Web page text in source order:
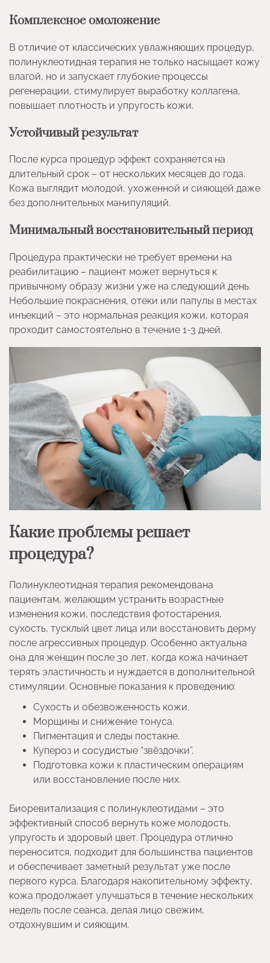
Комплексное омоложение
В отличие от классических увлажняющих процедур,
полинуклеотидная терапия не только насыщает кожу
влагой, но и запускает глубокие процессы
регенерации, стимулирует выработку коллагена,
повышает плотность и упругость кожи.
Устойчивый результат
После курса процедур эффект сохраняется на
длительный срок – от нескольких месяцев до года.
Кожа выглядит молодой, ухоженной и сияющей даже
без дополнительных манипуляций.
Минимальный восстановительный период
Процедура практически не требует времени на
реабилитацию – пациент может вернуться к
привычному образу жизни уже на следующий день.
Небольшие покраснения, отеки или папулы в местах
инъекций – это нормальная реакция кожи, которая
проходит самостоятельно в течение 1-3 дней.
Какие проблемы решает
процедура?
Полинуклеотидная терапия рекомендована
пациентам, желающим устранить возрастные
изменения кожи, последствия фотостарения,
сухость, тусклый цвет лица или восстановить дерму
после агрессивных процедур. Особенно актуальна
она для женщин после 30 лет, когда кожа начинает
терять эластичность и нуждается в дополнительной
стимуляции. Основные показания к проведению:
Сухость и обезвоженность кожи.
Морщины и снижение тонуса.
Пигментация и следы постакне.
Купероз и сосудистые “звёздочки”.
Подготовка кожи к пластическим операциям
или восстановление после них.
Биоревитализация с полинуклеотидами – это
эффективный способ вернуть коже молодость,
упругость и здоровый цвет. Процедура отлично
переносится, подходит для большинства пациентов
и обеспечивает заметный результат уже после
первого курса. Благодаря накопительному эффекту,
кожа продолжает улучшаться в течение нескольких
недель после сеанса, делая лицо свежим,
отдохнувшим и сияющим.